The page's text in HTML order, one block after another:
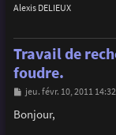
Alexis DELIEUX
Travail de
foudre.
M
s
s
jeu. févr. 10, 2011 14:32
Bonjour,